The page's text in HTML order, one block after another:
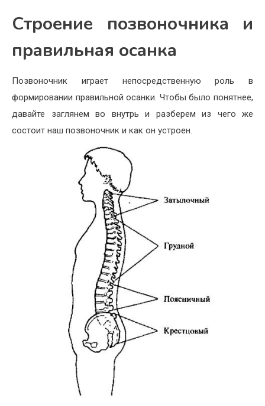
Строение позвоночника и
правильная осанка
Позвоночник играет непосредственную роль в
формировании правильной осанки. Чтобы было понятнее,
давайте заглянем во внутрь и разберем из чего же
состоит наш позвоночник и как он устроен.